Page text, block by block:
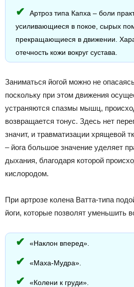
Артроз типа Капха – боли
усиливающиеся в покое, сырых
прекращающиеся в движении.
отечность кожи вокруг сустава.
Заниматься йогой можно не
поскольку при этом движения
устраняются спазмы мышц,
возвращается тонус. Здесь нет
значит, и травматизации хрящевой
– йога большое значение уделяет
дыхания, благодаря которой
кислородом.
При артрозе колена Ватта-типа
йоги, которые позволят уменьшить
«Наклон вперед».
«Маха-Мудра».
«Колени к груди».